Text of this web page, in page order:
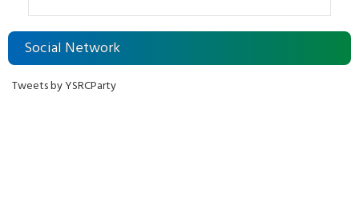
Social Network
Tweets by YSRCParty